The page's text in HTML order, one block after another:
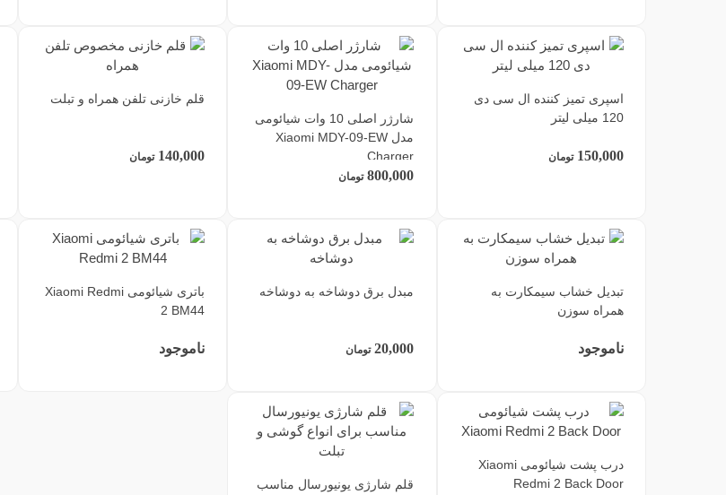
اسپری تمیز کننده ال سی دی
120 میلی لیتر
150,000 تومان
شارژر اصلی 10 وات شیائومی
مدل Xiaomi MDY-09-EW
Charger
800,000 تومان
قلم خازنی تلفن همراه و تبلت
140,000 تومان
تبدیل خشاب سیمکارت به
همراه سوزن
ناموجود
مبدل برق دوشاخه به دوشاخه
20,000 تومان
باتری شیائومی Xiaomi Redmi
2 BM44
ناموجود
درب پشت شیائومی Xiaomi
Redmi 2 Back Door
قلم شارژی یونیورسال مناسب